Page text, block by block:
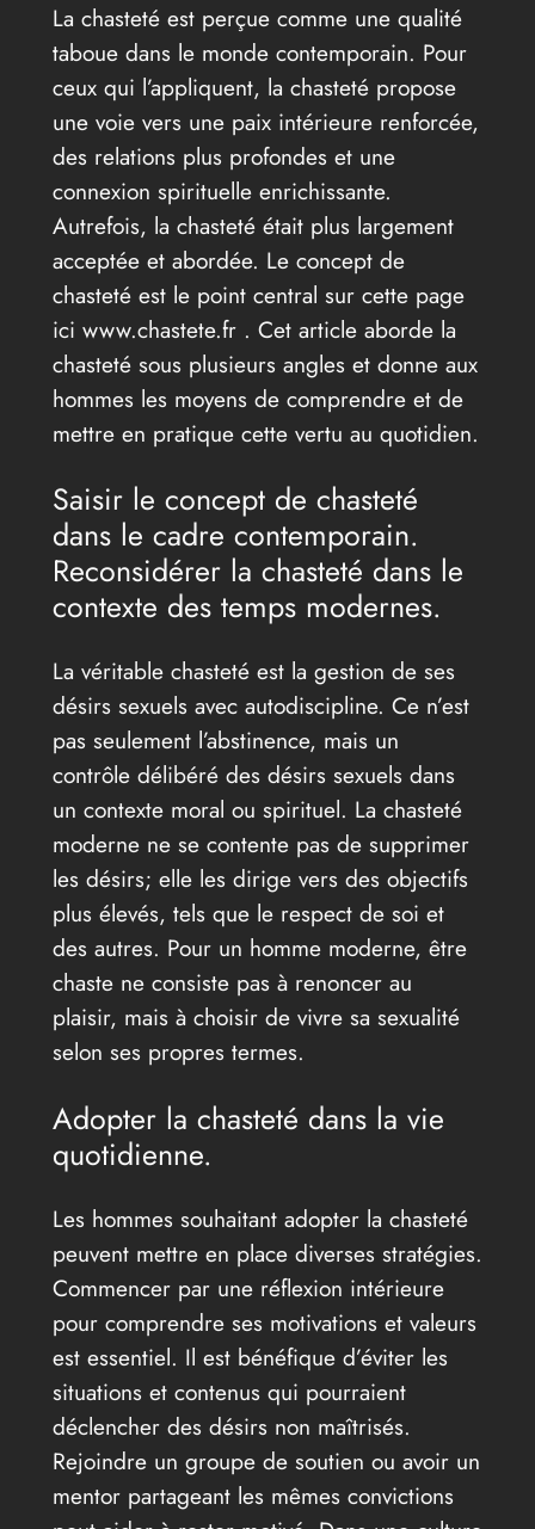
La chasteté est perçue comme une qualité
taboue dans le monde contemporain. Pour
ceux qui l’appliquent, la chasteté propose
une voie vers une paix intérieure renforcée,
des relations plus profondes et une
connexion spirituelle enrichissante.
Autrefois, la chasteté était plus largement
acceptée et abordée. Le concept de
chasteté est le point central sur cette page
ici www.chastete.fr . Cet article aborde la
chasteté sous plusieurs angles et donne aux
hommes les moyens de comprendre et de
mettre en pratique cette vertu au quotidien.
Saisir le concept de chasteté
dans le cadre contemporain.
Reconsidérer la chasteté dans le
contexte des temps modernes.
La véritable chasteté est la gestion de ses
désirs sexuels avec autodiscipline. Ce n’est
pas seulement l’abstinence, mais un
contrôle délibéré des désirs sexuels dans
un contexte moral ou spirituel. La chasteté
moderne ne se contente pas de supprimer
les désirs; elle les dirige vers des objectifs
plus élevés, tels que le respect de soi et
des autres. Pour un homme moderne, être
chaste ne consiste pas à renoncer au
plaisir, mais à choisir de vivre sa sexualité
selon ses propres termes.
Adopter la chasteté dans la vie
quotidienne.
Les hommes souhaitant adopter la chasteté
peuvent mettre en place diverses stratégies.
Commencer par une réflexion intérieure
pour comprendre ses motivations et valeurs
est essentiel. Il est bénéfique d’éviter les
situations et contenus qui pourraient
déclencher des désirs non maîtrisés.
Rejoindre un groupe de soutien ou avoir un
mentor partageant les mêmes convictions